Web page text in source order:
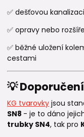
✅ dešťovou kanalizaci
✅ opravy nebo
✅ běžné uložení
cestami
💡
KG tvarovky jsou
SN8 - je to dáno
trubky SN4, tak pro